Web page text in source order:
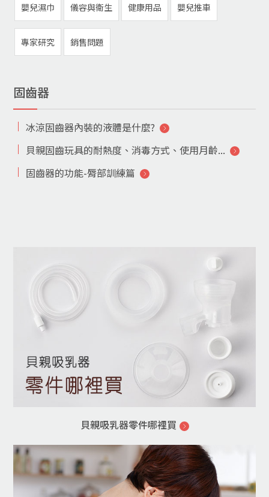
嬰兒濕巾 儀容與衛生 健康用品 嬰兒推車
專家研究 銷售問題
固齒器
冰涼固齒器內裝的液體是什麼?
貝親固齒玩具的耐熱度、消毒方式、使用月齡...
固齒器的功能-脣部訓練篇
貝親吸乳器零件哪裡買